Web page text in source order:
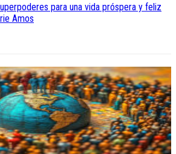
para una vida próspera y feliz
Amos